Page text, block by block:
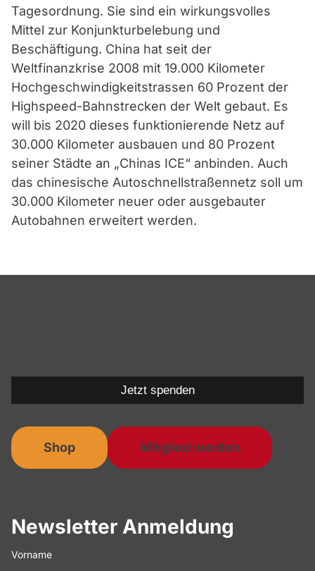
Tagesordnung. Sie sind ein wirkungsvolles
Mittel zur Konjunkturbelebung und
Beschäftigung. China hat seit der
Weltfinanzkrise 2008 mit 19.000 Kilometer
Hochgeschwindigkeitstrassen 60 Prozent der
Highspeed-Bahnstrecken der Welt gebaut. Es
will bis 2020 dieses funktionierende Netz auf
30.000 Kilometer ausbauen und 80 Prozent
seiner Städte an „Chinas ICE“ anbinden. Auch
das chinesische Autoschnellstraßennetz soll um
30.000 Kilometer neuer oder ausgebauter
Autobahnen erweitert werden.
Shop Mitglied werden
Newsletter Anmeldung
Vorname
Jetzt spenden